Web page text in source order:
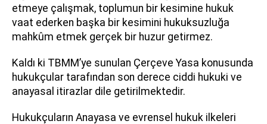
etmeye çalışmak, toplumun bir kesimine hukuk
vaat ederken başka bir kesimini hukuksuzluğa
mahkûm etmek gerçek bir huzur getirmez.
Kaldı ki TBMM’ye sunulan Çerçeve Yasa konusunda
hukukçular tarafından son derece ciddi hukuki ve
anayasal itirazlar dile getirilmektedir.
Hukukçuların Anayasa ve evrensel hukuk ilkeleri